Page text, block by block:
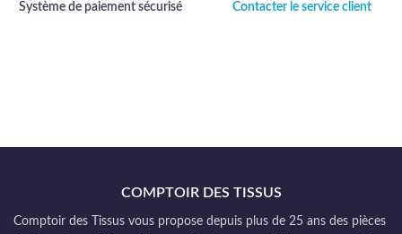
Système de paiement sécurisé Contacter le service client
COMPTOIR DES TISSUS
Comptoir des Tissus vous propose depuis plus de 25 ans des pièces